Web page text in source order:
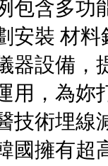
包含多功
安裝 材
器設備，
用，為妳
技術埋線
國擁有超